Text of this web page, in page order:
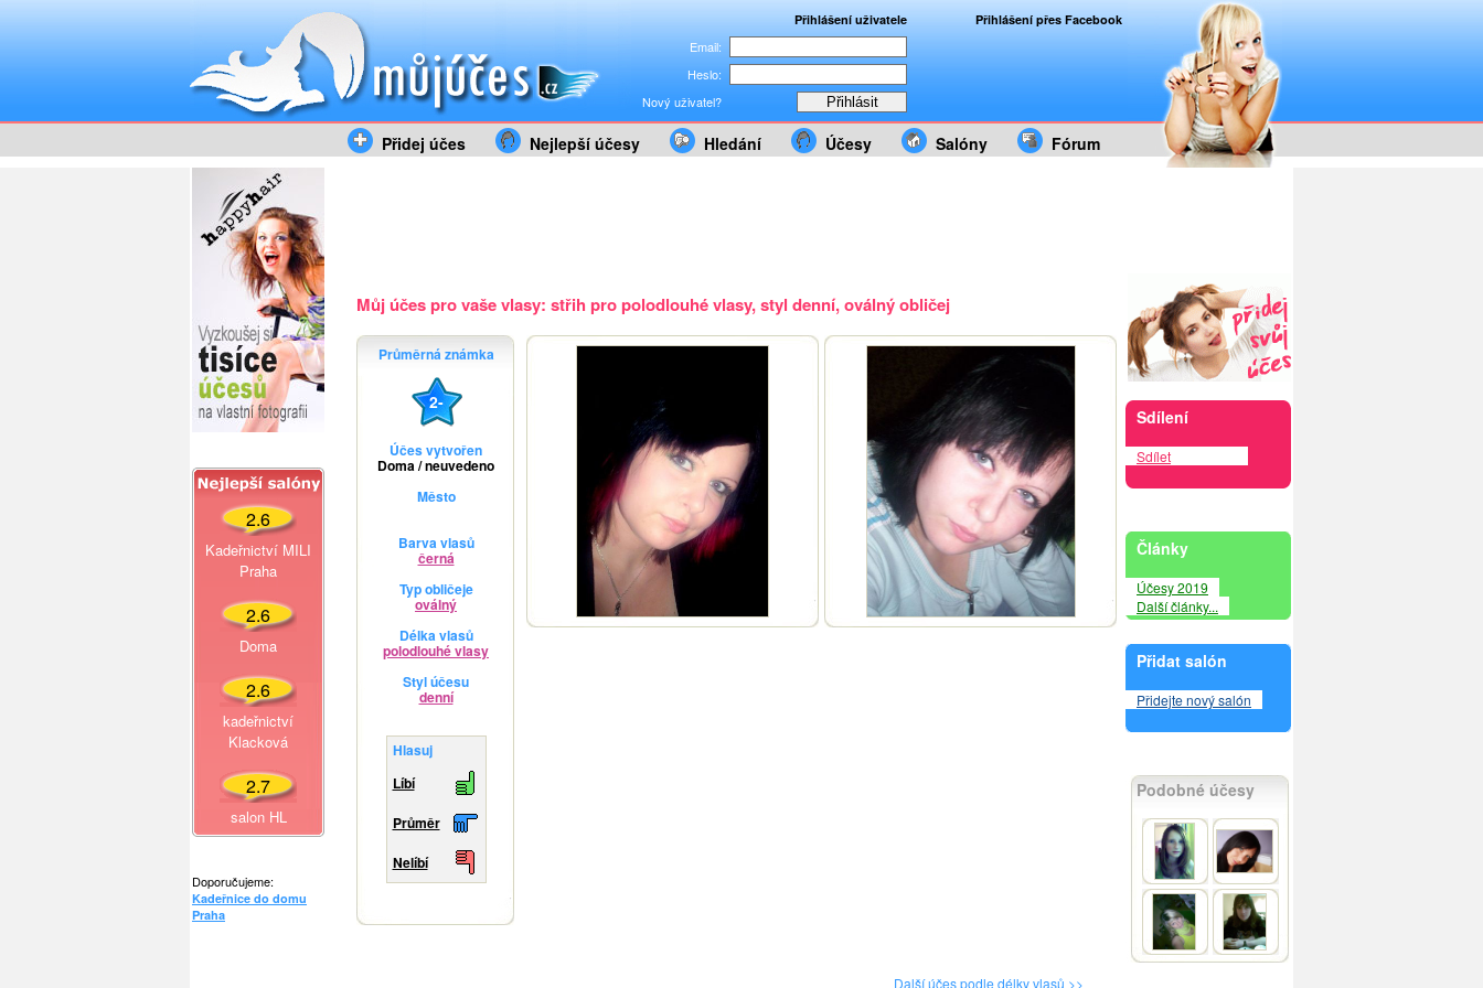
Přihlášení uživatele
Email:
Heslo:
Nový uživatel?
Přihlášení přes Facebook
Přidej účes Nejlepší účesy Hledání Účesy Salóny Fórum
2.6
Kadeřnictví MILI
Praha
2.6
Doma
2.6
kadeřnictví
Klacková
2.7
salon HL
Doporučujeme:
Kadeřnice do domu
Praha
Můj účes pro vaše vlasy: střih pro polodlouhé vlasy, styl denní, oválný obličej
Průměrná známka
2-
Účes vytvořen
Doma / neuvedeno
Město
Barva vlasů
černá
Typ obličeje
oválný
Délka vlasů
polodlouhé vlasy
Styl účesu
denní
Hlasuj
Líbí
Průměr
Nelíbí
Další účes podle délky vlasů >>
Sdílení
Sdílet
Články
Účesy 2019
Další články...
Přidat salón
Přidejte nový salón
Podobné účesy